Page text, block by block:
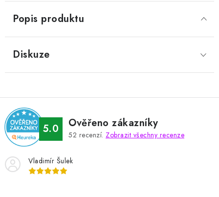
Popis produktu
Diskuze
5.0 Ověřeno zákazníky
52 recenzí. Zobrazit všechny recenze
Vladimír Šulek